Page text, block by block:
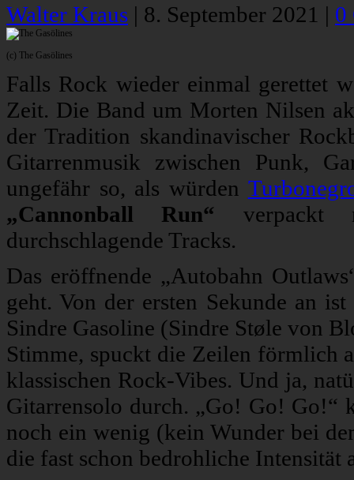
Walter Kraus | 8. September 2021 | 0
(c) The Gasölines
Falls Rock wieder einmal gerettet
Zeit. Die Band um Morten Nilsen
der Tradition skandinavischer
Gitarrenmusik zwischen Punk,
ungefähr so, als würden
„Cannonball Run“ verpackt
durchschlagende Tracks.
Das eröffnende „Autobahn
geht. Von der ersten Sekunde an
Sindre Gasoline (Sindre Støle von
Stimme, spuckt die Zeilen förmlich
klassischen Rock-Vibes. Und ja,
Gitarrensolo durch. „Go! Go! Go!“
noch ein wenig (kein Wunder bei
die fast schon bedrohliche Intensität